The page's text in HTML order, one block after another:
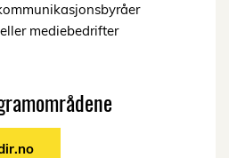
mediebedrifter